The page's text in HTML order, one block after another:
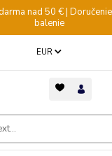
nad 50 € |
balenie
EUR